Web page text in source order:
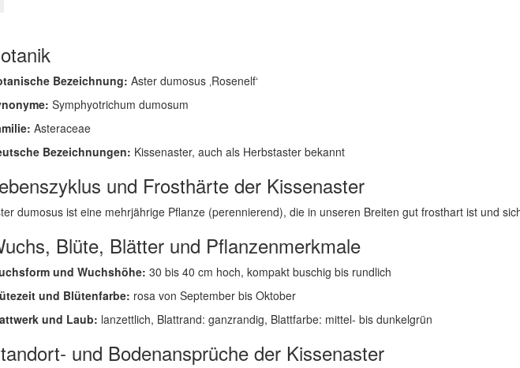
Bezeichnung: Aster dumosus ‚Rosenelf‘
Symphyotrichum dumosum
Asteraceae
Bezeichnungen: Kissenaster, auch als Herbstaster bekannt
und Frosthärte der Kissenaster
dumosus ist eine mehrjährige Pflanze (perennierend), die in unseren Breiten gut frosthart ist und
Blüte, Blätter und Pflanzenmerkmale
und Wuchshöhe: 30 bis 40 cm hoch, kompakt buschig bis rundlich
und Blütenfarbe: rosa von September bis Oktober
und Laub: lanzettlich, Blattrand: ganzrandig, Blattfarbe: mittel- bis dunkelgrün
und Bodenansprüche der Kissenaster